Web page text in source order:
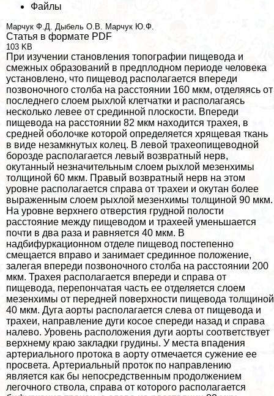
Файлы
Марчук Ф.Д. Дыбель О.В. Марчук Ю.Ф.
Статья в формате PDF
103 KB
При изучении становления топографии пищевода и
смежных образований в предплодном периоде человека
установлено, что пищевод располагается впереди
позвоночного столба на расстоянии 160 мкм, отделяясь от
последнего слоем рыхлой клетчатки и располагаясь
несколько левее от срединной плоскости. Впереди
пищевода на расстоянии 82 мкм находится трахея, в
средней оболочке которой определяется хрящевая ткань
в виде незамкнутых колец. В левой трахеопищеводной
борозде располагается левый возвратный нерв,
окутанный незначительным слоем рыхлой мезенхимы
толщиной 60 мкм. Правый возвратный нерв на этом
уровне располагается справа от трахеи и окутан более
выраженным слоем рыхлой мезенхимы толщиной 90 мкм.
На уровне верхнего отверстия грудной полости
расстояние между пищеводом и трахеей уменьшается
почти в два раза и равняется 40 мкм. В
надбифуркационном отделе пищевод постепенно
смещается вправо и занимает срединное положение,
залегая впереди позвоночного столба на расстоянии 200
мкм. Трахея располагается впереди и справа от
пищевода, перепончатая часть ее отделяется слоем
мезенхимы от передней поверхности пищевода толщиной
40 мкм. Дуга аорты располагается слева от пищевода и
трахеи, направление дуги косое спереди назад и справа
налево. Уровень расположения дуги аорты соответствует
верхнему краю закладки гpyдины. У места впадения
артериального протока в аорту отмечается сужение ее
просвета. Артериальный проток по направлению
является как бы непосредственным продолжением
легочного ствола, справа от которого располагается